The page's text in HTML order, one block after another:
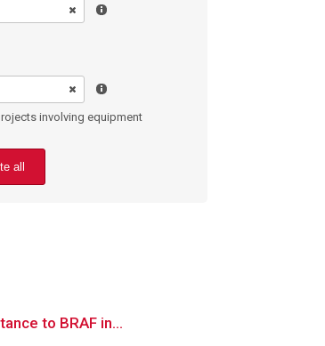
involving equipment
all
to BRAF in...